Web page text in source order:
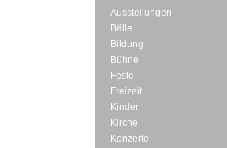
Ausstellungen
Bälle
Bildung
Bühne
Feste
Freizeit
Kinder
Kirche
Konzerte